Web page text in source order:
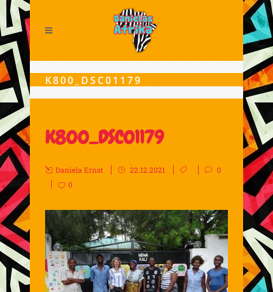
K800_DSC01179
K800_DSC01179
Daniela Ernst 22.12.2021
0
0